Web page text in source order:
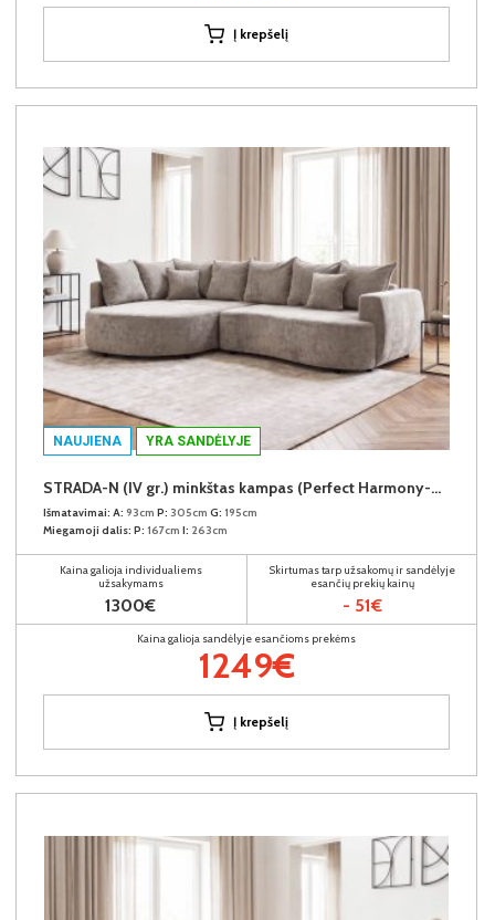
Į krepšelį
NAUJIENA YRA SANDĖLYJE
STRADA-N (IV gr.) minkštas kampas (Perfect Harmony-04) K
Išmatavimai: A: 93cm P: 305cm G: 195cm
Miegamoji dalis: P: 167cm I: 263cm
Kaina galioja individualiems
užsakymams
1300€
Skirtumas tarp užsakomų ir sandėlyje
esančių prekių kainų
- 51€
Kaina galioja sandėlyje esančioms prekėms
1249€
Į krepšelį